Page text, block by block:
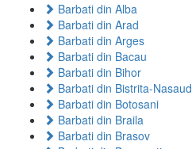
Barbati din Alba
Barbati din Arad
Barbati din Arges
Barbati din Bacau
Barbati din Bihor
Barbati din Bistrita-Nasaud
Barbati din Botosani
Barbati din Braila
Barbati din Brasov